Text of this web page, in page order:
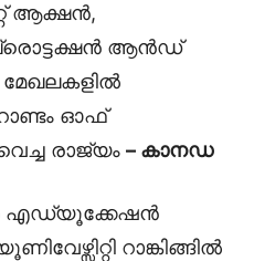
ആക്ഷൻ,
ആൻഡ്
ഓഫ്
രാജ്യം – കാനഡ
എഡ്യൂക്കേഷൻ
റാങ്കിങ്ങിൽ